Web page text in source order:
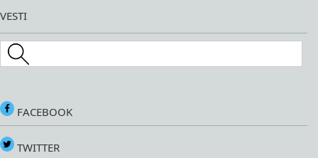
VESTI
Search this site
FACEBOOK
TWITTER